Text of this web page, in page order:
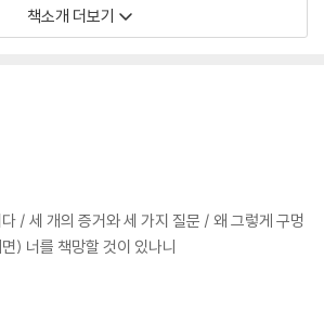
기한다. 즉 거룩함은 거룩하신 하나님에 의해 거
은 모든 자들이 마땅히 따라야 하는 삶의 방식
부분에 거룩함의 구멍이 생겼는지, 잘못된 모방
을 추구할 수 있는지에 대해 배우게 될 것이다.
실제 삶 속에서 어떻게 거룩함을 추구해야 할지
.
책소개 더보기
/ 세 개의 증거와 세 가지 질문 / 왜 그렇게 구멍
) 너를 책망할 것이 있나니